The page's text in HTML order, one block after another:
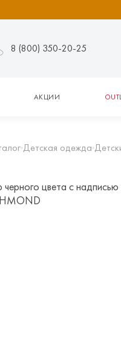
8 (800) 350-20-25
АКЦИИ
Детская одежда